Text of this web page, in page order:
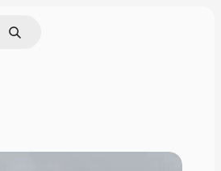
por imagen
Buscar